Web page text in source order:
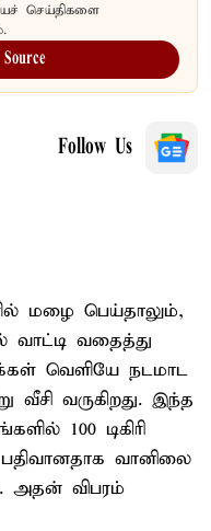
செய்திகளை
Follow Us
மழை பெய்தாலும்,
வாட்டி வதைத்து
வெளியே நடமாட
வீசி வருகிறது. இந்த
100 டிகிரி
வானிலை
அதன் விபரம்